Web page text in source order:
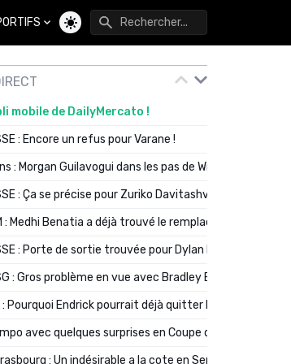
Changer de thème
mobile de DailyMercato !
: Encore un refus pour Varane !
: Morgan Guilavogui dans les pas de Will Still ?
: Ça se précise pour Zuriko Davitashvili
: Medhi Benatia a déjà trouvé le remplaçant de Robinio
: Porte de sortie trouvée pour Dylan Batubinsika
: Gros problème en vue avec Bradley Barcola ?
: Pourquoi Endrick pourrait déjà quitter Lyon en janvier
avec quelques surprises en Coupe de France
: Un indésirable a la cote en Serie A